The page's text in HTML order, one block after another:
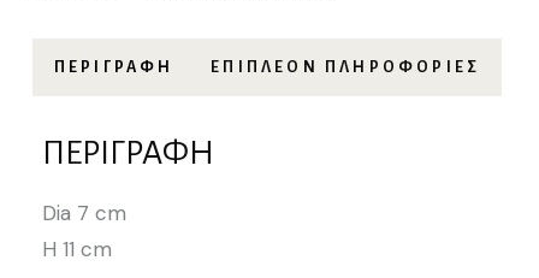
ΠΕΡΙΓΡΑΦΉ ΕΠΙΠΛΈΟΝ ΠΛΗΡΟΦΟΡΊΕΣ
ΠΕΡΙΓΡΑΦΉ
Dia 7 cm
H 11 cm